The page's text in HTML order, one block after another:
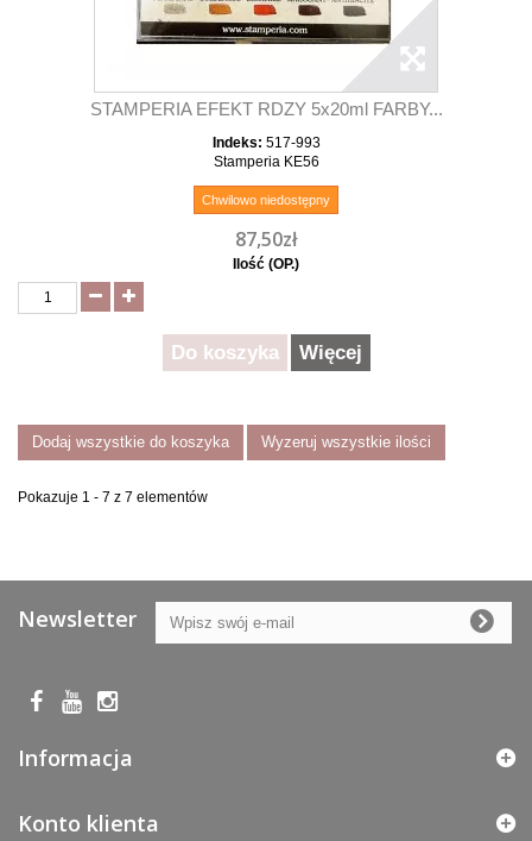
STAMPERIA EFEKT RDZY 5x20ml FARBY...
Indeks: 517-993
Stamperia KE56
Chwilowo niedostępny
87,50zł
Ilość (OP.)
Do koszyka Więcej
Dodaj wszystkie do koszyka Wyzeruj wszystkie ilości
Pokazuje 1 - 7 z 7 elementów
Newsletter
Informacja
Konto klienta